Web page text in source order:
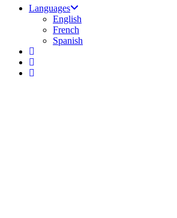
Languages
English
French
Spanish